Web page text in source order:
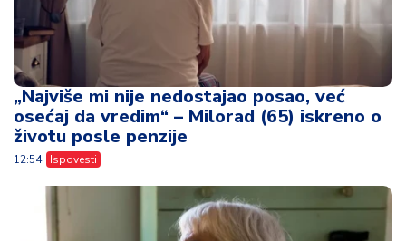
„Najviše mi nije nedostajao posao, već
osećaj da vredim“ – Milorad (65) iskreno o
životu posle penzije
12:54 Ispovesti